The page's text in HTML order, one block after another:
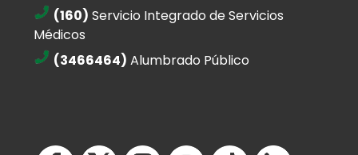
(160) Servicio Integrado de Servicios
Médicos
(3466464) Alumbrado Público